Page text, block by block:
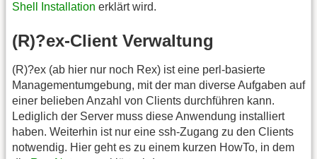
Shell Installation erklärt wird.
(R)?ex-Client Verwaltung
(R)?ex (ab hier nur noch Rex) ist eine perl-basierte
Managementumgebung, mit der man diverse Aufgaben auf
einer belieben Anzahl von Clients durchführen kann.
Lediglich der Server muss diese Anwendung installiert
haben. Weiterhin ist nur eine ssh-Zugang zu den Clients
notwendig. Hier geht es zu einem kurzen HowTo, in dem